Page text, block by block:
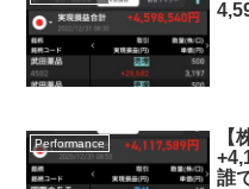
Performance
【
誰